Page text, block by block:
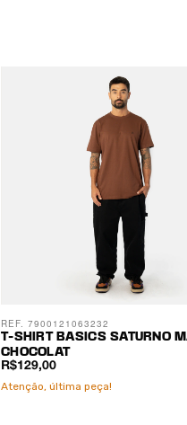
T-SHIRT BASICS SATURNO
CHOCOLAT
R$129,00
REF. 7900121063232
Atenção, última peça!